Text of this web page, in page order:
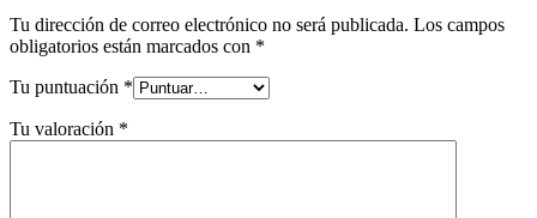
Tu dirección de correo electrónico no será publicada. Los campos
obligatorios están marcados con *
Tu puntuación *
Tu valoración *